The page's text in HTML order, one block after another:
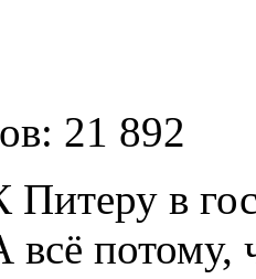
21 892
Питеру в
всё потому,